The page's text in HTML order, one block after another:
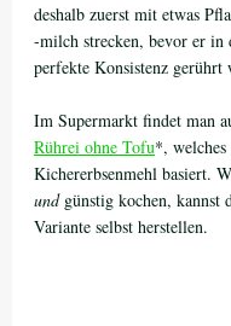
deshalb zuerst mit etwas
-milch strecken, bevor er in
perfekte Konsistenz gerührt
Im Supermarkt findet man
Rührei ohne Tofu*,
Kichererbsenmehl basiert.
und günstig kochen, kannst
Variante selbst herstellen.